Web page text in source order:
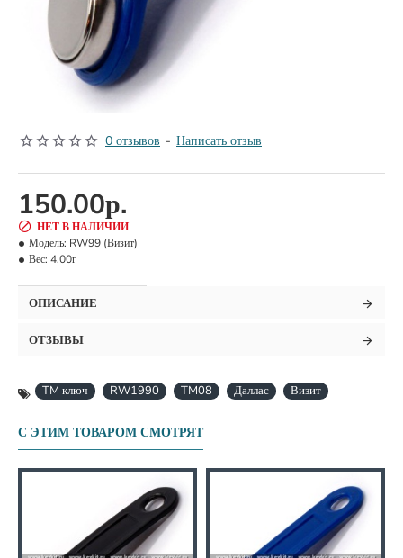
НЕТ В НАЛИЧИИ 0 отзывов - Написать отзыв
150.00р.
НЕТ В НАЛИЧИИ
Модель: RW99 (Визит)
Вес: 4.00г
ОПИСАНИЕ
ОТЗЫВЫ
TM ключ RW1990 TM08 Даллас Визит
С ЭТИМ ТОВАРОМ СМОТРЯТ